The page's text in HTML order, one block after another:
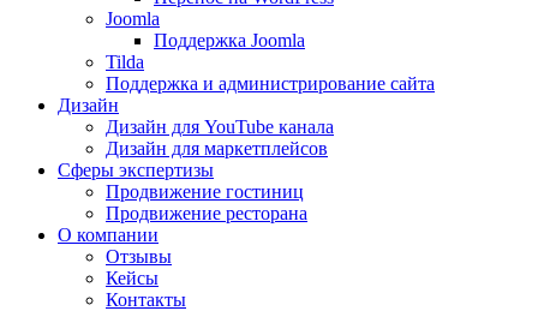
Joomla
Поддержка Joomla
Tilda
Поддержка и администрирование сайта
Дизайн
Дизайн для YouTube канала
Дизайн для маркетплейсов
Сферы экспертизы
Продвижение гостиниц
Продвижение ресторана
О компании
Отзывы
Кейсы
Контакты